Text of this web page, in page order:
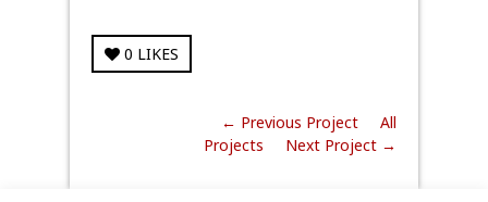
0 LIKES
← Previous Project
All
Projects
Next Project →